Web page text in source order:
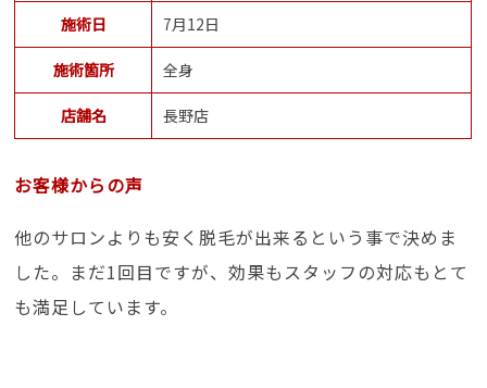
施術日 7月12日
施術箇所 全身
店舗名 長野店
お客様からの声
他のサロンよりも安く脱毛が出来るという事で決めま
した。まだ1回目ですが、効果もスタッフの対応もとて
も満足しています。